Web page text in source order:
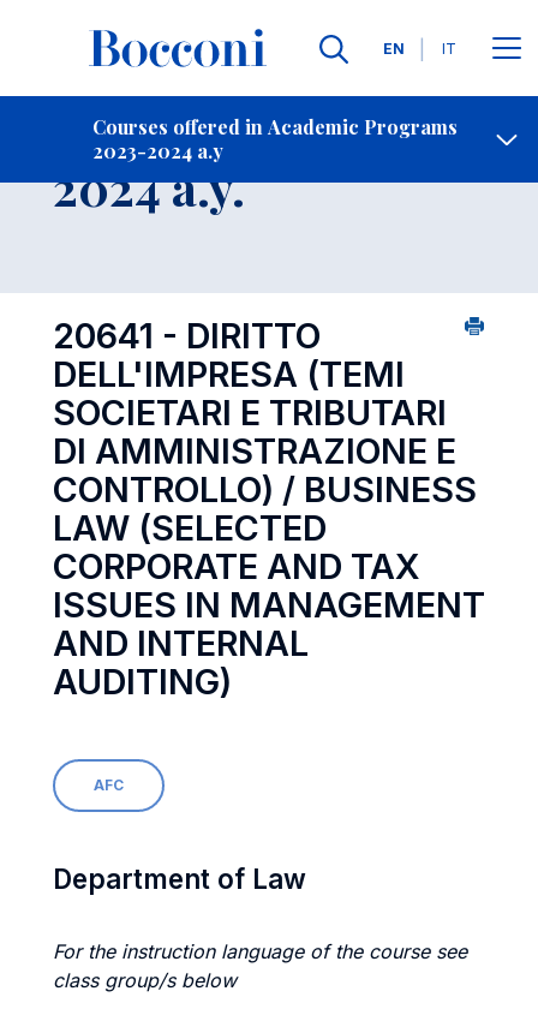
Languages
EN IT
Courses offered in Academic Programs
2023-2024 a.y
Contact Us
Course 2023-
2024 a.y.
20641 - DIRITTO
DELL'IMPRESA (TEMI
SOCIETARI E TRIBUTARI
DI AMMINISTRAZIONE E
CONTROLLO) / BUSINESS
LAW (SELECTED
CORPORATE AND TAX
ISSUES IN MANAGEMENT
AND INTERNAL
AUDITING)
AFC
Department of Law
For the instruction language of the course see
class group/s below